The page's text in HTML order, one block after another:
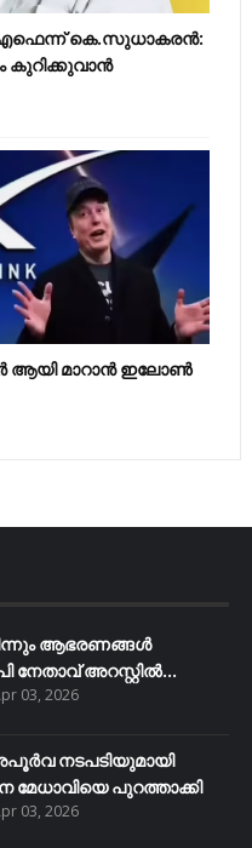
കെ.സുധാകരൻ:
കുറിക്കുവാൻ
ആയി മാറാൻ ഇലോൺ
ആഭരണങ്ങൾ
നേതാവ് അറസ്റ്റിൽ...
03, 2026
നടപടിയുമായി
പുറത്താക്കി
03, 2026